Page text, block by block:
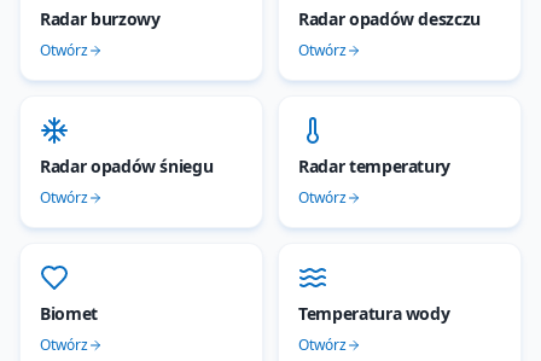
Radar burzowy
Otwórz
Radar opadów deszczu
Otwórz
Radar opadów śniegu
Otwórz
Radar temperatury
Otwórz
Biomet
Otwórz
Temperatura wody
Otwórz